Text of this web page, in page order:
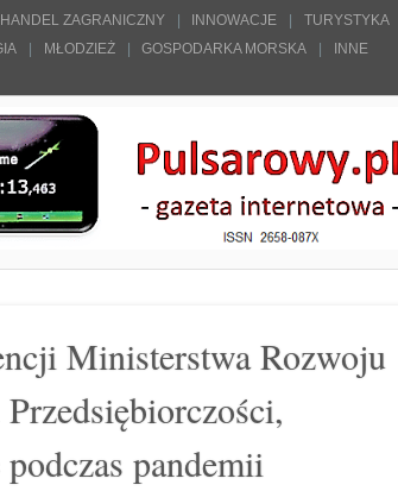
HANDEL ZAGRANICZNY INNOWACJE
TURYSTYKA
MŁODZIEŻ GOSPODARKA MORSKA
INNE
Ministerstwa Rozwoju
pandemii